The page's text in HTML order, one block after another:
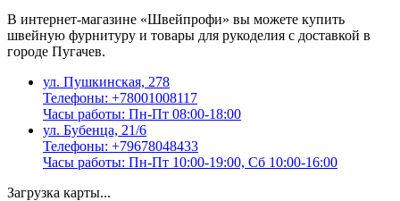
В интернет-магазине «Швейпрофи» вы можете купить
швейную фурнитуру и товары для рукоделия с доставкой в
городе Пугачев.
ул. Пушкинская, 278
Телефоны: +78001008117
Часы работы: Пн-Пт 08:00-18:00
ул. Бубенца, 21/6
Телефоны: +79678048433
Часы работы: Пн-Пт 10:00-19:00, Сб 10:00-16:00
Загрузка карты...